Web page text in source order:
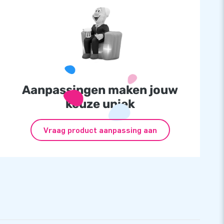
Aanpassingen maken jouw
keuze uniek
Vraag product aanpassing aan